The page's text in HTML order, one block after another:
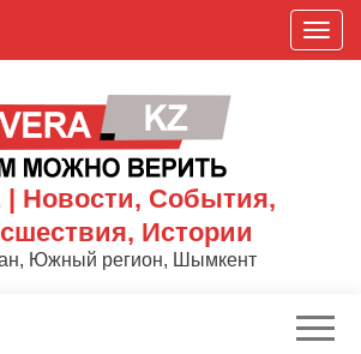
П
о
к
| Новости, События,
Истории
Южный регион, Шымкент